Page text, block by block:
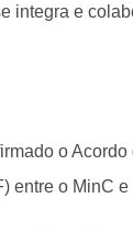
integra e
o
entre o MinC